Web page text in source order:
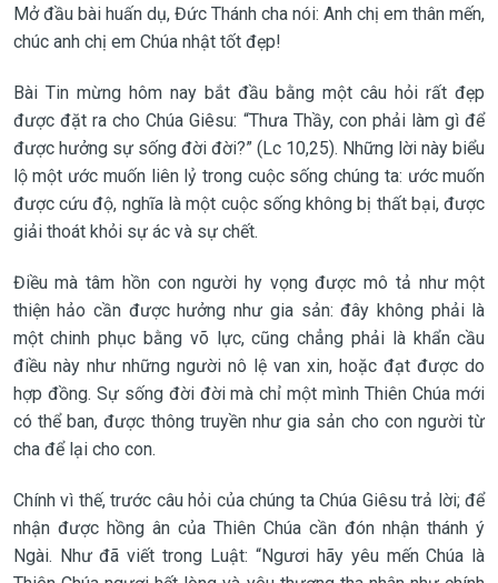
Mở đầu bài huấn dụ, Đức Thánh cha nói: Anh chị em thân mến,
chúc anh chị em Chúa nhật tốt đẹp!
Bài Tin mừng hôm nay bắt đầu bằng một câu hỏi rất đẹp
được đặt ra cho Chúa Giêsu: “Thưa Thầy, con phải làm gì để
được hưởng sự sống đời đời?” (Lc 10,25). Những lời này biểu
lộ một ước muốn liên lỷ trong cuộc sống chúng ta: ước muốn
được cứu độ, nghĩa là một cuộc sống không bị thất bại, được
giải thoát khỏi sự ác và sự chết.
Điều mà tâm hồn con người hy vọng được mô tả như một
thiện hảo cần được hưởng như gia sản: đây không phải là
một chinh phục bằng võ lực, cũng chẳng phải là khẩn cầu
điều này như những người nô lệ van xin, hoặc đạt được do
hợp đồng. Sự sống đời đời mà chỉ một mình Thiên Chúa mới
có thể ban, được thông truyền như gia sản cho con người từ
cha để lại cho con.
Chính vì thế, trước câu hỏi của chúng ta Chúa Giêsu trả lời; để
nhận được hồng ân của Thiên Chúa cần đón nhận thánh ý
Ngài. Như đã viết trong Luật: “Ngươi hãy yêu mến Chúa là